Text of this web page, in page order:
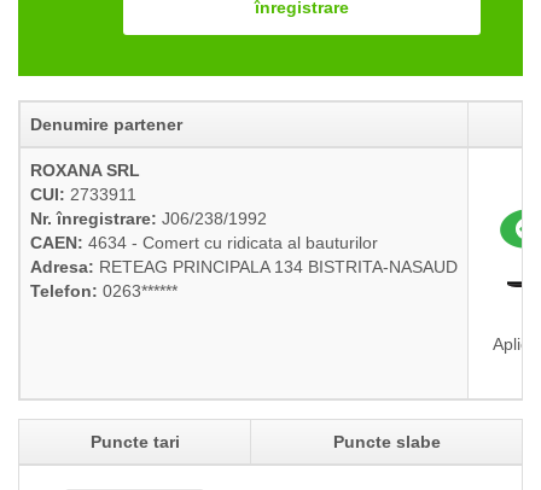
înregistrare
Denumire partener
ROXANA SRL
CUI: 2733911
Nr. înregistrare: J06/238/1992
CAEN: 4634 - Comert cu ridicata al bauturilor
Adresa: RETEAG PRINCIPALA 134 BISTRITA-NASAUD
Telefon: 0263******
Puncte tari Puncte slabe